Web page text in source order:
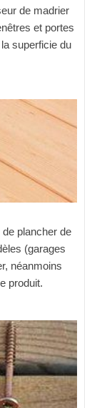
de madrier
et portes
superficie du
plancher de
(garages
néanmoins
produit.